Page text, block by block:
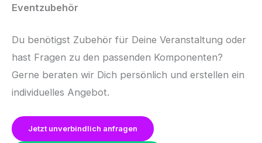
Eventzubehör
Du benötigst Zubehör für Deine Veranstaltung oder
hast Fragen zu den passenden Komponenten?
Gerne beraten wir Dich persönlich und erstellen ein
individuelles Angebot.
Jetzt unverbindlich anfragen